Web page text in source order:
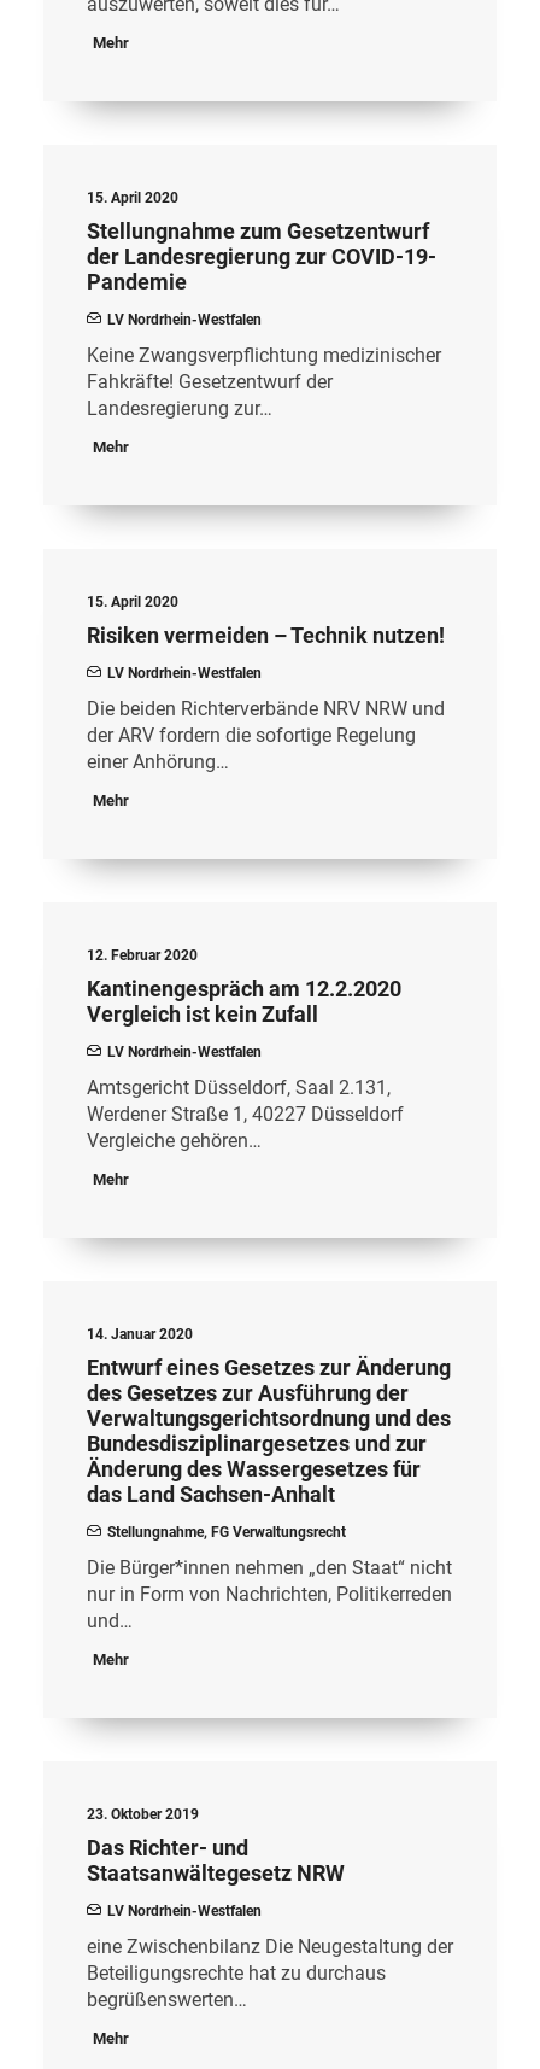
Mehr
15. April 2020
Stellungnahme zum Gesetzentwurf
der Landesregierung zur COVID-19-
Pandemie
LV Nordrhein-Westfalen
Keine Zwangsverpflichtung medizinischer
Fahkräfte! Gesetzentwurf der
Landesregierung zur…
Mehr
15. April 2020
Risiken vermeiden – Technik nutzen!
LV Nordrhein-Westfalen
Die beiden Richterverbände NRV NRW und
der ARV fordern die sofortige Regelung
einer Anhörung…
Mehr
12. Februar 2020
Kantinengespräch am 12.2.2020
Vergleich ist kein Zufall
LV Nordrhein-Westfalen
Amtsgericht Düsseldorf, Saal 2.131,
Werdener Straße 1, 40227 Düsseldorf
Vergleiche gehören…
Mehr
14. Januar 2020
Entwurf eines Gesetzes zur Änderung
des Gesetzes zur Ausführung der
Verwaltungsgerichtsordnung und des
Bundesdisziplinargesetzes und zur
Änderung des Wassergesetzes für
das Land Sachsen-Anhalt
Stellungnahme, FG Verwaltungsrecht
Die Bürger*innen nehmen „den Staat“ nicht
nur in Form von Nachrichten, Politikerreden
und…
Mehr
23. Oktober 2019
Das Richter- und
Staatsanwältegesetz NRW
LV Nordrhein-Westfalen
eine Zwischenbilanz Die Neugestaltung der
Beteiligungsrechte hat zu durchaus
begrüßenswerten…
Mehr